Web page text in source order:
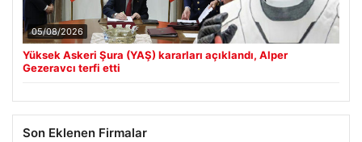
05/08/2026
Yüksek Askeri Şura (YAŞ) kararları açıklandı, Alper
Gezeravcı terfi etti
Son Eklenen Firmalar